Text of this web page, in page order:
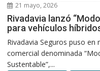
21 mayo, 2026
Rivadavia lanzó
para vehículos
Rivadavia Seguros puso en
comercial denominada
Sustentable”,...